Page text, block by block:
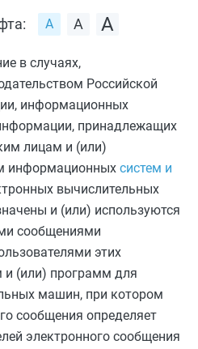
в случаях,
Российской
информационных
принадлежащих
лицам и (или)
информационных систем и
вычислительных
и (или) используются
сообщениями
этих
(или) программ для
машин, при котором
сообщения определяет
электронного сообщения